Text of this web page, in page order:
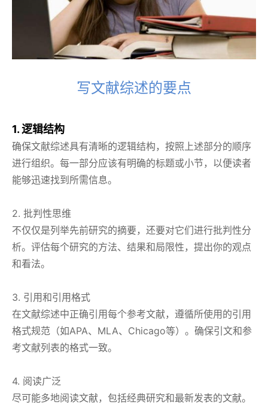
写文献综述的要点
1. 逻辑结构
确保文献综述具有清晰的逻辑结构，按照上述部分的顺序
进行组织。每一部分应该有明确的标题或小节，以便读者
能够迅速找到所需信息。
2. 批判性思维
不仅仅是列举先前研究的摘要，还要对它们进行批判性分
析。评估每个研究的方法、结果和局限性，提出你的观点
和看法。
3. 引用和引用格式
在文献综述中正确引用每个参考文献，遵循所使用的引用
格式规范（如APA、MLA、Chicago等）。确保引文和参
考文献列表的格式一致。
4. 阅读广泛
尽可能多地阅读文献，包括经典研究和最新发表的文献。